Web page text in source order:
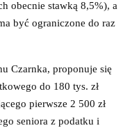
obecnie stawką 8,5%), a
być ograniczone do raz
Czarnka, proponuje się
do 180 tys. zł
pierwsze 2 500 zł
seniora z podatku i